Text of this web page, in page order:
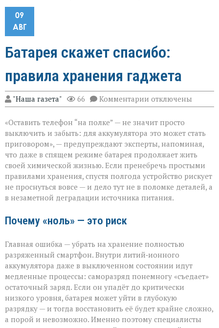
09
АВГ
Батарея скажет спасибо:
правила хранения гаджета
"Наша газета" 66 Комментарии к
записи
скажет
спасибо:
хранения
гаджета
отключены
«Оставить телефон “на полке” — не значит просто
выключить и забыть: для аккумулятора это может стать
приговором», — предупреждают эксперты, напоминая,
что даже в спящем режиме батарея продолжает жить
своей химической жизнью. Если пренебречь простыми
правилами хранения, спустя полгода устройство рискует
не проснуться вовсе — и дело тут не в поломке деталей, а
в незаметной деградации источника питания.
Почему «ноль» — это риск
Главная ошибка — убрать на хранение полностью
разряженный смартфон. Внутри литий‑ионного
аккумулятора даже в выключенном состоянии идут
медленные процессы: саморазряд понемногу «съедает»
остаточный заряд. Если он упадёт до критически
низкого уровня, батарея может уйти в глубокую
разрядку — и тогда восстановить её будет крайне сложно,
а порой и невозможно. Именно поэтому специалисты